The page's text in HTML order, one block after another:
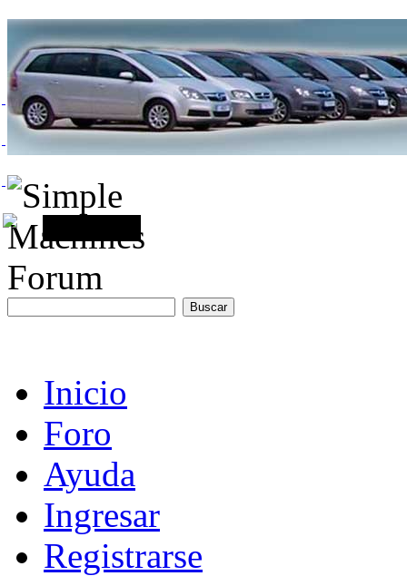
Inicio
Foro
Ayuda
Ingresar
Registrarse